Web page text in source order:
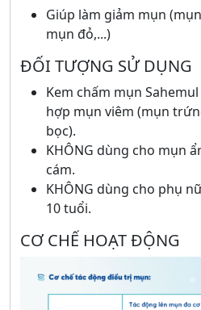
Giúp làm giảm mụn
mụn đỏ,...)
ĐỐI TƯỢNG SỬ DỤNG
Kem chấm mụn
hợp mụn viêm (mụn
bọc).
KHÔNG dùng cho mụn
cám.
KHÔNG dùng cho phụ
10 tuổi.
CƠ CHẾ HOẠT ĐỘNG